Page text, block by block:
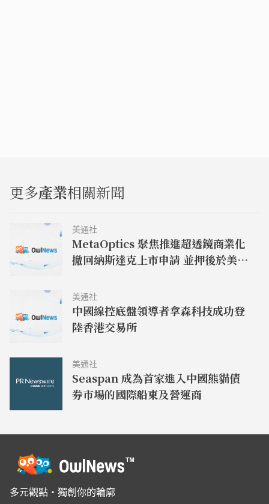
更多產業相關新聞
美通社
MetaOptics 聚焦推進超透鏡商業化
撤回納斯達克上市申請 並押後於美國
美通社
中國線控底盤領導者拿森科技成功登
陸香港交易所
美通社
Seaspan 成為首家進入中國熊貓債
券市場的國際船東及營運商
多元觀點・獨創你的輪廓